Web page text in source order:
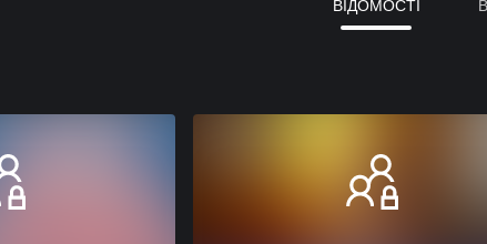
ВІДОМОСТІ